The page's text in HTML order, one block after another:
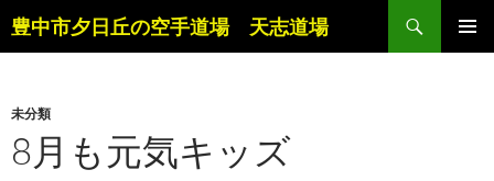
ン
ツ
へ
ス
豊中市夕日丘の空手道場 天志道場
検
索
未分類
8月も元気キッズ